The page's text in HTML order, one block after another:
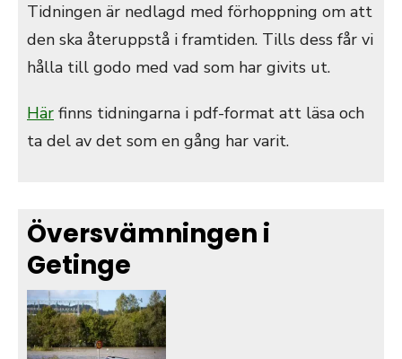
Tidningen är nedlagd med förhoppning om att
den ska återuppstå i framtiden. Tills dess får vi
hålla till godo med vad som har givits ut.
Här finns tidningarna i pdf-format att läsa och
ta del av det som en gång har varit.
Översvämningen i
Getinge